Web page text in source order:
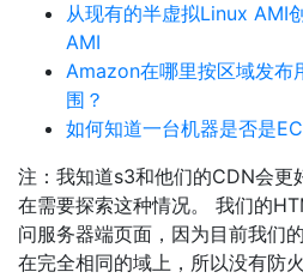
从现有的半虚拟Linux AMI
AMI
Amazon在哪里按区域发布
围？
如何知道一台机器是否是
注：我知道s3和他们的CDN会更
在需要探索这种情况。 我们的
问服务器端页面，因为目前我们
在完全相同的域上，所以没有防